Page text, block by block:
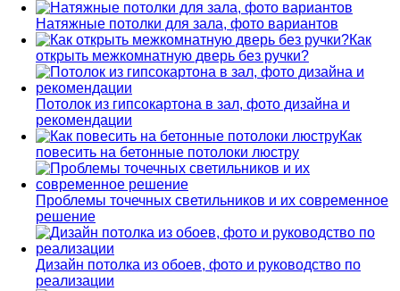
Натяжные потолки для зала, фото вариантов
Как
открыть межкомнатную дверь без ручки?
Потолок из гипсокартона в зал, фото дизайна и
рекомендации
Как
повесить на бетонные потолоки люстру
Проблемы точечных светильников и их современное
решение
Дизайн потолка из обоев, фото и руководство по
реализации